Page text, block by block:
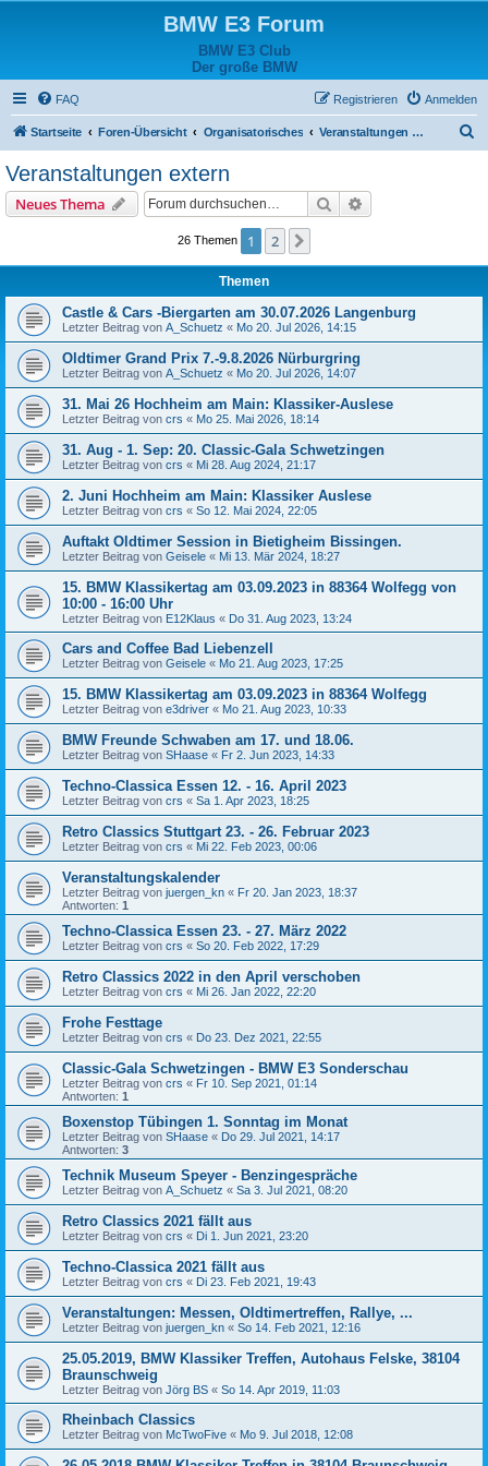
BMW E3 Forum
BMW E3 Club
Der große BMW
FAQ Anmelden
Registrieren
Startseite Foren-Übersicht Organisatorisches Veranstaltungen extern
Veranstaltungen extern
Neues Thema Suche
26 Themen 1 2
Themen
Castle & Cars -Biergarten am 30.07.2026 Langenburg
Letzter Beitrag von A_Schuetz « Mo 20. Jul 2026, 14:15
Oldtimer Grand Prix 7.-9.8.2026 Nürburgring
Letzter Beitrag von A_Schuetz « Mo 20. Jul 2026, 14:07
31. Mai 26 Hochheim am Main: Klassiker-Auslese
Letzter Beitrag von crs « Mo 25. Mai 2026, 18:14
31. Aug - 1. Sep: 20. Classic-Gala Schwetzingen
Letzter Beitrag von crs « Mi 28. Aug 2024, 21:17
2. Juni Hochheim am Main: Klassiker Auslese
Letzter Beitrag von crs « So 12. Mai 2024, 22:05
Auftakt Oldtimer Session in Bietigheim Bissingen.
Letzter Beitrag von Geisele « Mi 13. Mär 2024, 18:27
15. BMW Klassikertag am 03.09.2023 in 88364 Wolfegg von
10:00 - 16:00 Uhr
Letzter Beitrag von E12Klaus « Do 31. Aug 2023, 13:24
Cars and Coffee Bad Liebenzell
Letzter Beitrag von Geisele « Mo 21. Aug 2023, 17:25
15. BMW Klassikertag am 03.09.2023 in 88364 Wolfegg
Letzter Beitrag von e3driver « Mo 21. Aug 2023, 10:33
BMW Freunde Schwaben am 17. und 18.06.
Letzter Beitrag von SHaase « Fr 2. Jun 2023, 14:33
Techno-Classica Essen 12. - 16. April 2023
Letzter Beitrag von crs « Sa 1. Apr 2023, 18:25
Retro Classics Stuttgart 23. - 26. Februar 2023
Letzter Beitrag von crs « Mi 22. Feb 2023, 00:06
Veranstaltungskalender
Letzter Beitrag von juergen_kn « Fr 20. Jan 2023, 18:37
Antworten: 1
Techno-Classica Essen 23. - 27. März 2022
Letzter Beitrag von crs « So 20. Feb 2022, 17:29
Retro Classics 2022 in den April verschoben
Letzter Beitrag von crs « Mi 26. Jan 2022, 22:20
Frohe Festtage
Letzter Beitrag von crs « Do 23. Dez 2021, 22:55
Classic-Gala Schwetzingen - BMW E3 Sonderschau
Letzter Beitrag von crs « Fr 10. Sep 2021, 01:14
Antworten: 1
Boxenstop Tübingen 1. Sonntag im Monat
Letzter Beitrag von SHaase « Do 29. Jul 2021, 14:17
Antworten: 3
Technik Museum Speyer - Benzingespräche
Letzter Beitrag von A_Schuetz « Sa 3. Jul 2021, 08:20
Retro Classics 2021 fällt aus
Letzter Beitrag von crs « Di 1. Jun 2021, 23:20
Techno-Classica 2021 fällt aus
Letzter Beitrag von crs « Di 23. Feb 2021, 19:43
Veranstaltungen: Messen, Oldtimertreffen, Rallye, ...
Letzter Beitrag von juergen_kn « So 14. Feb 2021, 12:16
25.05.2019, BMW Klassiker Treffen, Autohaus Felske, 38104
Braunschweig
Letzter Beitrag von Jörg BS « So 14. Apr 2019, 11:03
Rheinbach Classics
Letzter Beitrag von McTwoFive « Mo 9. Jul 2018, 12:08